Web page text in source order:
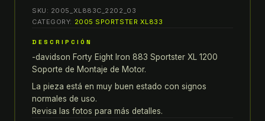
eight
883
sportster
XL
1200
Soporte
de
SKU: 2005_XL883C_2202_03
CATEGORY: 2005 SPORTSTER XL833
DESCRIPCIÓN
-davidson Forty Eight Iron 883 Sportster XL 1200
Soporte de Montaje de Motor.
La pieza está en muy buen estado con signos
normales de uso.
Revisa las fotos para más detalles.